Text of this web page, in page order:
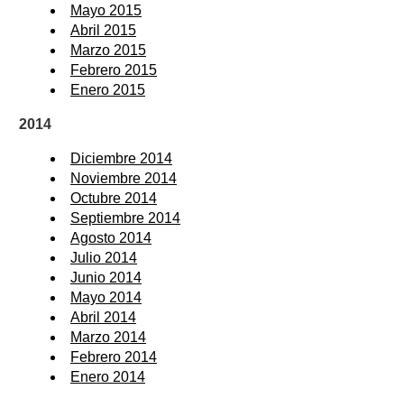
Mayo 2015
Abril 2015
Marzo 2015
Febrero 2015
Enero 2015
2014
Diciembre 2014
Noviembre 2014
Octubre 2014
Septiembre 2014
Agosto 2014
Julio 2014
Junio 2014
Mayo 2014
Abril 2014
Marzo 2014
Febrero 2014
Enero 2014